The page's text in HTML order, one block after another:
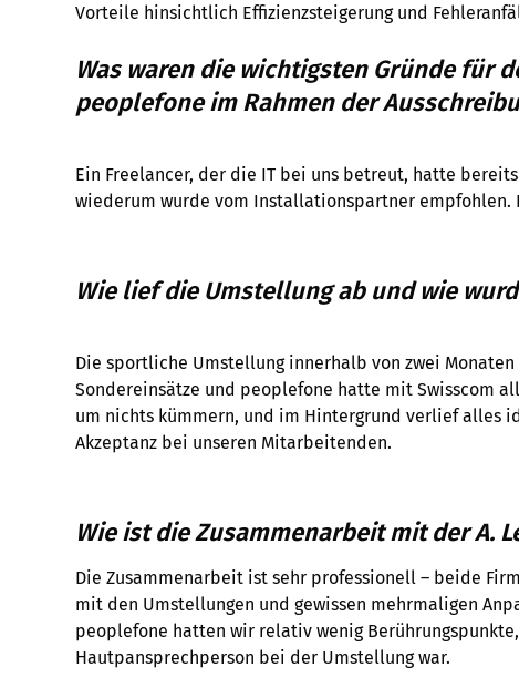
Vorteile hinsichtlich Effizienzsteigerung und
Was waren die wichtigsten Gründe für
peoplefone im Rahmen der
Ein Freelancer, der die IT bei uns betreut, hatte
wiederum wurde vom Installationspartner empfohlen.
Wie lief die Umstellung ab und wie
Die sportliche Umstellung innerhalb von zwei
Sondereinsätze und peoplefone hatte mit Swisscom
um nichts kümmern, und im Hintergrund verlief alles
Akzeptanz bei unseren Mitarbeitenden.
Wie ist die Zusammenarbeit mit der A.
Die Zusammenarbeit ist sehr professionell – beide
mit den Umstellungen und gewissen mehrmaligen
peoplefone hatten wir relativ wenig
Hautpansprechperson bei der Umstellung war.